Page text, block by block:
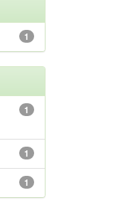
1
1
1
1